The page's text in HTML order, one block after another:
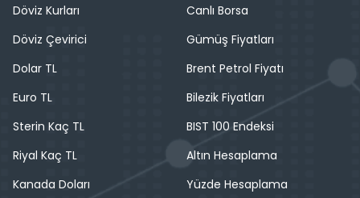
Döviz Kurları
Döviz Çevirici
Dolar TL
Euro TL
Sterin Kaç TL
Riyal Kaç TL
Kanada Doları
Canlı Borsa
Gümüş Fiyatları
Brent Petrol Fiyatı
Bilezik Fiyatları
BIST 100 Endeksi
Altın Hesaplama
Yüzde Hesaplama